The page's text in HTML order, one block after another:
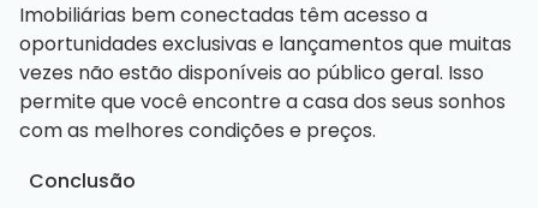
Imobiliárias bem conectadas têm acesso a
oportunidades exclusivas e lançamentos que muitas
vezes não estão disponíveis ao público geral. Isso
permite que você encontre a casa dos seus sonhos
com as melhores condições e preços.
Conclusão